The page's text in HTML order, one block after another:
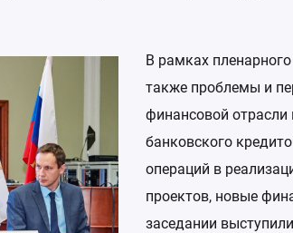
В рамках
также проблемы и
финансовой отрасли
банковского
операций в
проектов, новые
заседании